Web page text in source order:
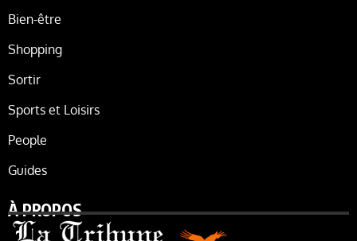
Bien-être
Shopping
Sortir
Sports et Loisirs
People
Guides
À PROPOS